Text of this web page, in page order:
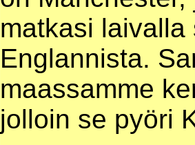
matkasi laivalla
Englannista.
maassamme
jolloin se pyöri